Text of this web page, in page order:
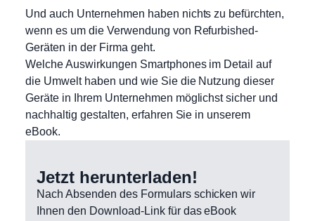
Und auch Unternehmen haben nichts zu befürchten,
wenn es um die Verwendung von Refurbished-
Geräten in der Firma geht.
Welche Auswirkungen Smartphones im Detail auf
die Umwelt haben und wie Sie die Nutzung dieser
Geräte in Ihrem Unternehmen möglichst sicher und
nachhaltig gestalten, erfahren Sie in unserem
eBook.
Jetzt herunterladen!
Nach Absenden des Formulars schicken wir
Ihnen den Download-Link für das eBook